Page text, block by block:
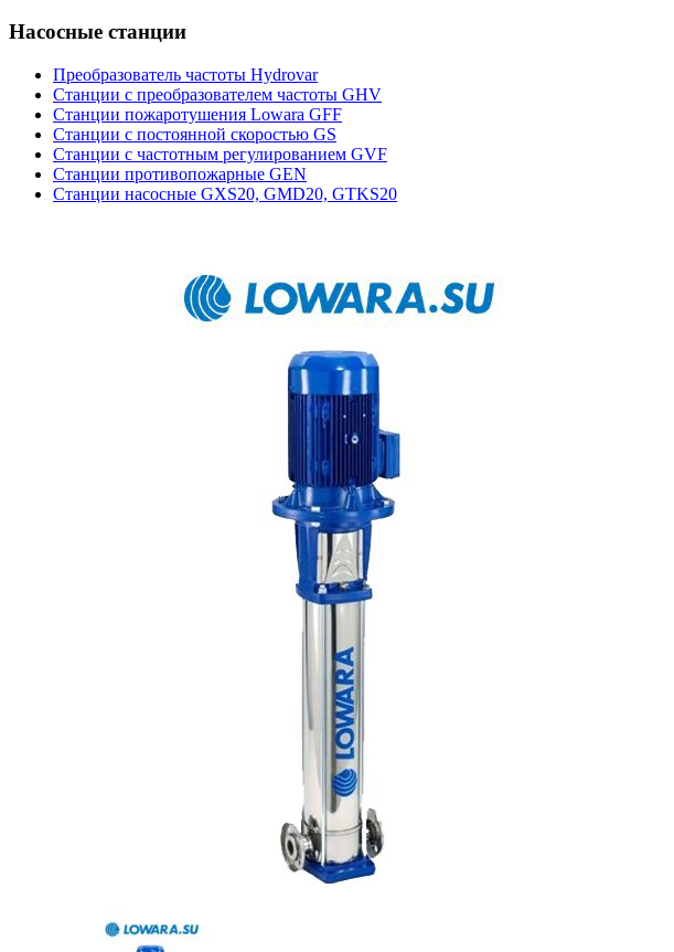
Насосные станции
Преобразователь частоты Hydrovar
Станции с преобразователем частоты GHV
Станции пожаротушения Lowara GFF
Станции с постоянной скоростью GS
Станции с частотным регулированием GVF
Станции противопожарные GEN
Станции насосные GXS20, GMD20, GTKS20